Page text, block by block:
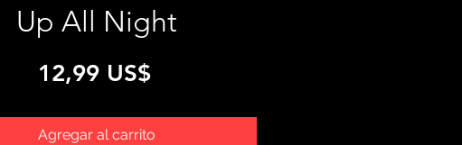
Up All Night
12,99 US$Precio
Agregar al carrito